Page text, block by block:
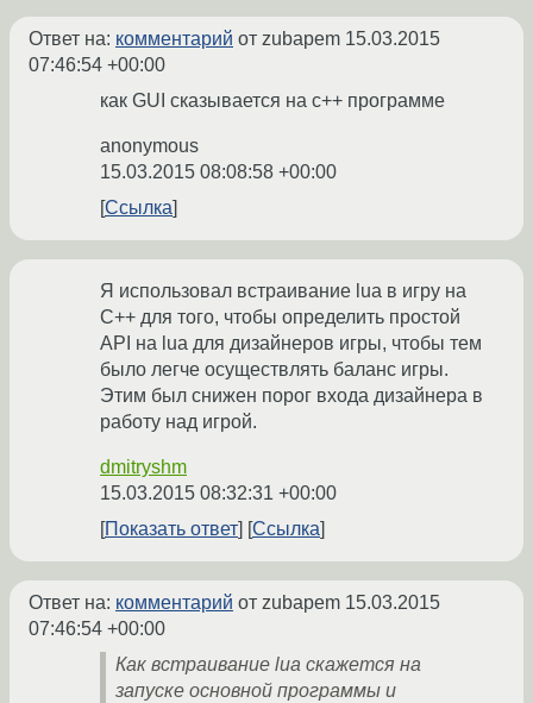
Ответ на: комментарий от zubapem 15.03.2015
07:46:54 +00:00
как GUI сказывается на c++ программе
anonymous
15.03.2015 08:08:58 +00:00
Ссылка
Я использовал встраивание lua в игру на
C++ для того, чтобы определить простой
API на lua для дизайнеров игры, чтобы тем
было легче осуществлять баланс игры.
Этим был снижен порог входа дизайнера в
работу над игрой.
dmitryshm
15.03.2015 08:32:31 +00:00
Показать ответ
Ссылка
Ответ на: комментарий от zubapem 15.03.2015
07:46:54 +00:00
Как встраивание lua скажется на
запуске основной программы и